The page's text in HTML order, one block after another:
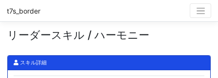
t7s_border
リーダースキル / ハーモニー
スキル詳細